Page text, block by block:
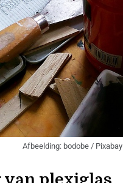
Afbeelding: bodobe / Pixabay
plexiglas